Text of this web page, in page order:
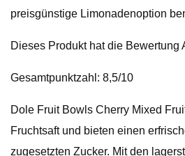
preisgünstige Limonadenoption
Dieses Produkt hat die Bewertung
Gesamtpunktzahl: 8,5/10
Dole Fruit Bowls Cherry Mixed
Fruchtsaft und bieten einen
zugesetzten Zucker. Mit den